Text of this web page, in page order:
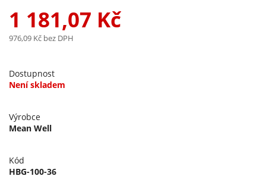
1 181,07 Kč
976,09 Kč bez DPH
Dostupnost
Není skladem
Výrobce
Mean Well
Kód
HBG-100-36